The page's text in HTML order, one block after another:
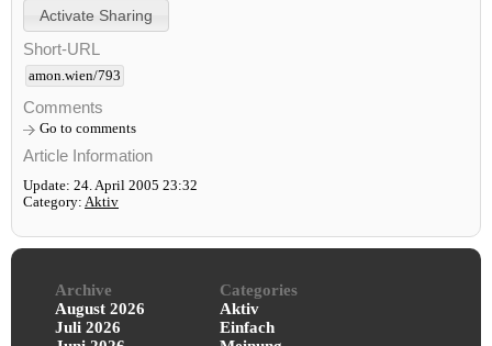
Short-URL
amon.wien/793
Comments
Go to comments
Article Information
Update: 24. April 2005 23:32
Category: Aktiv
Archive
August 2026
Juli 2026
Categories
Aktiv
Einfach